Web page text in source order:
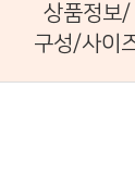
상품정보/
구성/사이